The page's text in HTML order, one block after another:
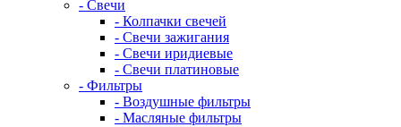
- Свечи
- Колпачки свечей
- Свечи зажигания
- Свечи иридиевые
- Свечи платиновые
- Фильтры
- Воздушные фильтры
- Масляные фильтры